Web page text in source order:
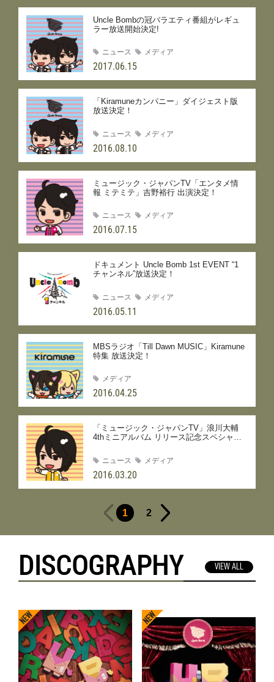
2017.06.15
Uncle Bombの冠バラエティ番組がレギュ
ラー放送開始決定!
ニュース メディア
2016.08.10
「Kiramuneカンパニー」ダイジェスト版
放送決定！
ニュース メディア
2016.07.15
ミュージック・ジャパンTV「エンタメ情
報 ミテミテ」吉野裕行 出演決定！
ニュース メディア
2016.05.11
ドキュメント Uncle Bomb 1st EVENT “1
チャンネル”放送決定！
ニュース メディア
2016.04.25
MBSラジオ「Till Dawn MUSIC」Kiramune
特集 放送決定！
メディア
2016.03.20
「ミュージック・ジャパンTV」浪川大輔
4thミニアルバム リリース記念スペシャル
ニュース メディア
1 2
DISCOGRAPHY VIEW ALL